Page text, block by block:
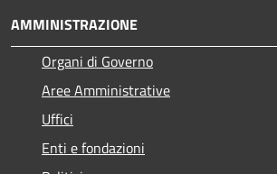
AMMINISTRAZIONE
Organi di Governo
Aree Amministrative
Uffici
Enti e fondazioni